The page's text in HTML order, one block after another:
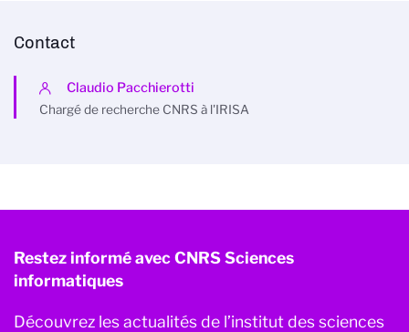
Contact
Claudio Pacchierotti
Chargé de recherche CNRS à l'IRISA
Restez informé avec CNRS Sciences
informatiques
Découvrez les actualités de l’institut des sciences